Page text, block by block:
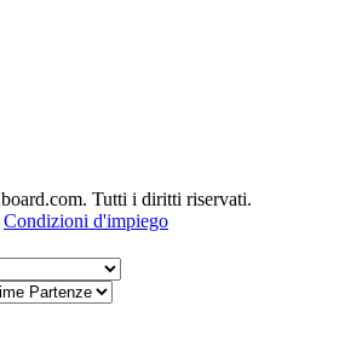
Tutti i diritti riservati.
Condizioni d'impiego